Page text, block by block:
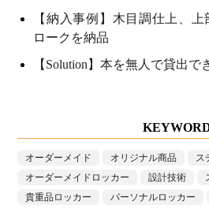
【納入事例】木目調仕上、
ロークを納品
【Solution】本を無人で貸出
オーダーメイド オリジナル商品
ス
オーダーメイドロッカー
設計技術
貴重品ロッカー
パーソナルロッカー